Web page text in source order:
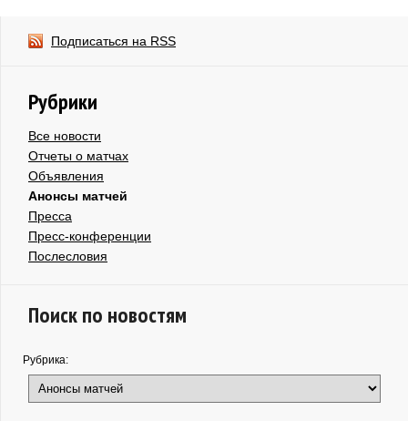
Подписаться на RSS
Рубрики
Все новости
Отчеты о матчах
Объявления
Анонсы матчей
Пресса
Пресс-конференции
Послесловия
Поиск по новостям
Рубрика: